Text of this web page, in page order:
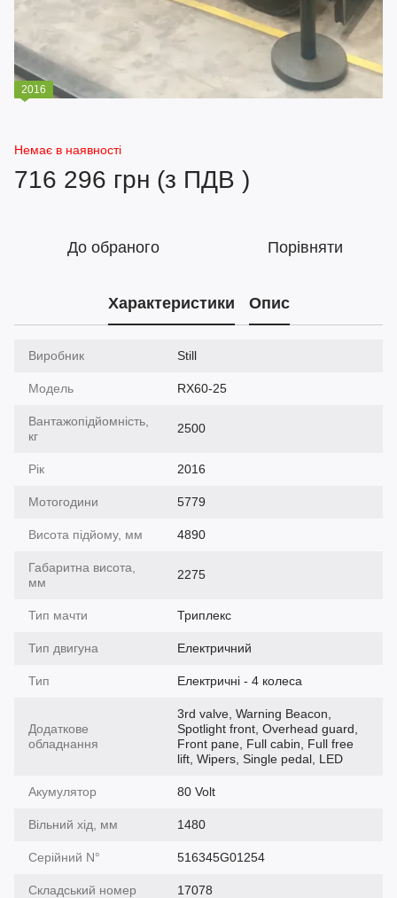
2016
Немає в наявності
716 296 грн (з ПДВ )
До обраного Порівняти
Характеристики Опис
Виробник Still
Модель RX60-25
Вантажопідйомність,
кг
2500
Рік 2016
Мотогодини 5779
Висота підйому, мм 4890
Габаритна висота,
мм
2275
Тип мачти Триплекс
Тип двигуна Електричний
Тип Електричні - 4 колеса
Додаткове
обладнання
3rd valve, Warning Beacon,
Spotlight front, Overhead guard,
Front pane, Full cabin, Full free
lift, Wipers, Single pedal, LED
Акумулятор 80 Volt
Вільний хід, мм 1480
Серійний N° 516345G01254
Складський номер 17078